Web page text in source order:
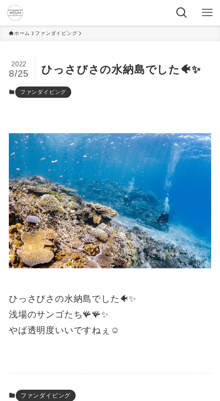
ホーム ファンダイビング
ひっさびさの水納島でした🐠✨
2022
8/25
ファンダイビング
ひっさびさの水納島でした🐠✨
浅場のサンゴたち🪸🪸✨
やぱ透明度いいですねぇ☺️
ファンダイビング